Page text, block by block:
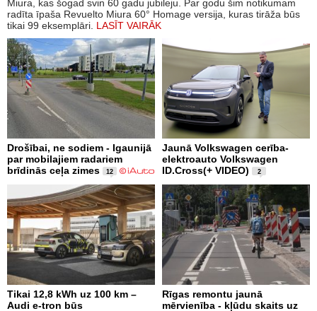
Miura, kas šogad svin 60 gadu jubileju. Par godu šim notikumam
radīta īpaša Revuelto Miura 60° Homage versija, kuras tirāža būs
tikai 99 eksemplāri. LASĪT VAIRĀK
Drošībai, ne sodiem - Igaunijā
par mobilajiem radariem
brīdinās ceļa zimes
12
Jaunā Volkswagen cerība-
elektroauto Volkswagen
ID.Cross(+ VIDEO)
2
Tikai 12,8 kWh uz 100 km –
Audi e-tron būs
Rīgas remontu jaunā
mērvienība - kļūdu skaits uz